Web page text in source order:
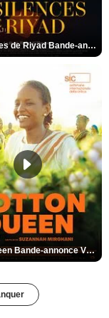
Les Silences de Riyad Bande-annonce VO STFR
Cotton Queen Bande-annonce VO STFR